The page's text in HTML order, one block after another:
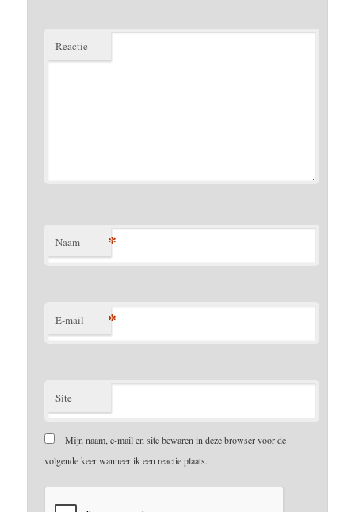
Reactie
Naam *
E-mail *
Site
Mijn naam, e-mail en site bewaren in deze browser voor de
volgende keer wanneer ik een reactie plaats.